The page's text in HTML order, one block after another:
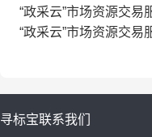
“政采云”市场资源交
“政采云”市场资源交
寻标宝联系我们